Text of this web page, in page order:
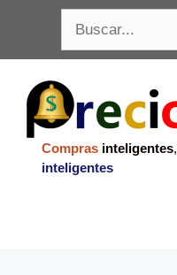
contenido
Compras inteligentes,
inteligentes